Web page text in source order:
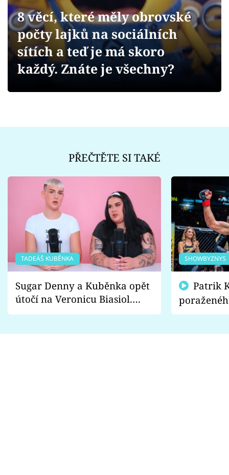
Videa
Sledujte prima+
8 věcí, které měly obrovské
počty lajků na sociálních
sítích a teď je má skoro
každý. Znáte je všechny?
PŘEČTĚTE SI TAKÉ
TADEÁŠ KUBĚNKA
Sugar Denny a Kuběnka opět
útočí na Veronicu Biasiol.
Proč je podle nich falešná a
SHOWBYZNYS
fanoušci